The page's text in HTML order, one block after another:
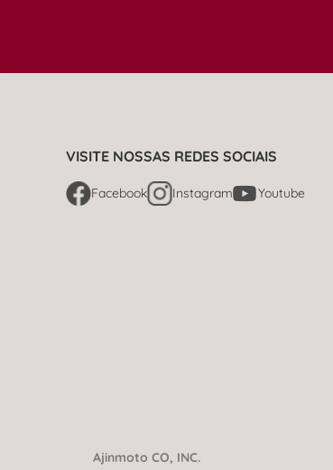
VISITE NOSSAS REDES SOCIAIS
Facebook Instagram Youtube
Ajinmoto CO, INC.